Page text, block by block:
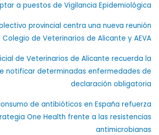
a puestos de Vigilancia Epidemiológica
provincial centra una nueva reunión
de Veterinarios de Alicante y AEVA
de Veterinarios de Alicante recuerda la
notificar determinadas enfermedades de
declaración obligatoria
de antibióticos en España refuerza
One Health frente a las resistencias
antimicrobianas